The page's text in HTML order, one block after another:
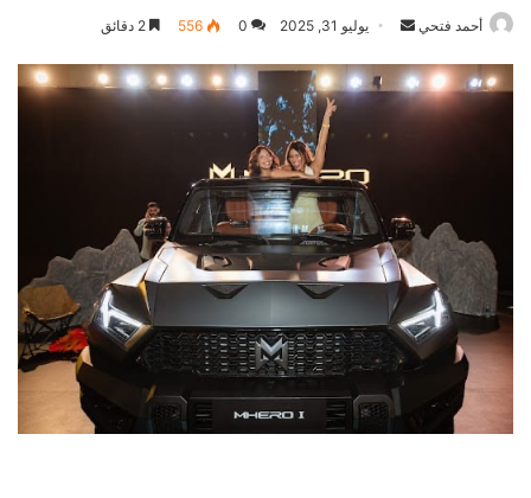
أحمد فتحي
أرسل
إلكترونيا
يوليو 31, 2025 0
556